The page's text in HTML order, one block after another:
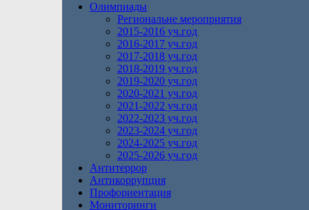
Олимпиады
Региональне мероприятия
2015-2016 уч.год
2016-2017 уч.год
2017-2018 уч.год
2018-2019 уч.год
2019-2020 уч.год
2020-2021 уч.год
2021-2022 уч.год
2022-2023 уч.год
2023-2024 уч.год
2024-2025 уч.год
2025-2026 уч.год
Антитеррор
Антикоррупция
Профориентация
Мониторинги